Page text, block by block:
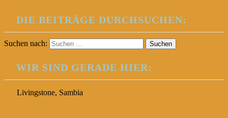
DIE BEITRÄGE DURCHSUCHEN:
Suchen nach:
WIR SIND GERADE HIER:
Livingstone, Sambia